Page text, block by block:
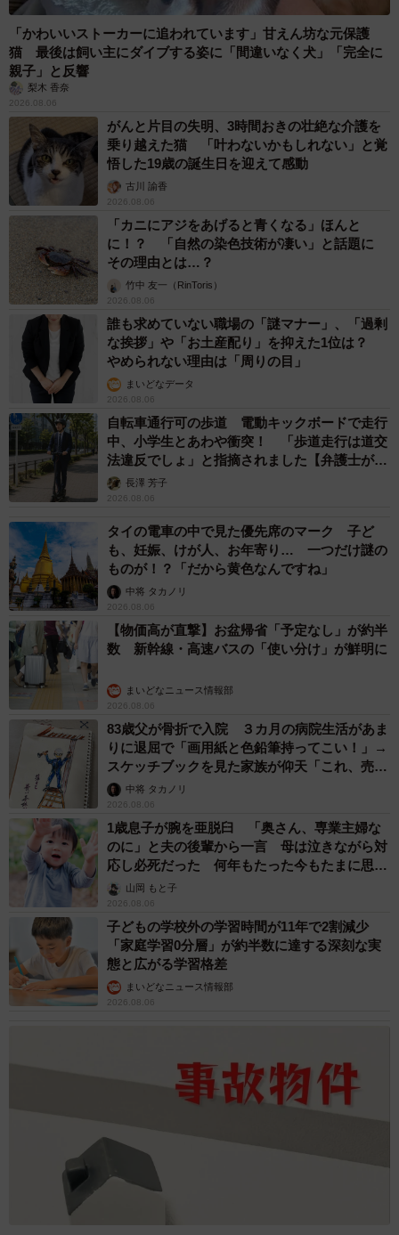
「かわいいストーカーに追われています」甘えん坊な元保護
猫 最後は飼い主にダイブする姿に「間違いなく犬」「完全に
親子」と反響
梨木 香奈
2026.08.06
がんと片目の失明、3時間おきの壮絶な介護を
乗り越えた猫 「叶わないかもしれない」と覚
悟した19歳の誕生日を迎えて感動
古川 諭香
2026.08.06
「カニにアジをあげると青くなる」ほんと
に！？ 「自然の染色技術が凄い」と話題に
その理由とは…？
竹中 友一（RinToris）
2026.08.06
誰も求めていない職場の「謎マナー」、「過剰
な挨拶」や「お土産配り」を抑えた1位は？
やめられない理由は「周りの目」
まいどなデータ
2026.08.06
自転車通行可の歩道 電動キックボードで走行
中、小学生とあわや衝突！ 「歩道走行は道交
法違反でしょ」と指摘されました【弁護士が解
説】長澤 芳子
2026.08.06
タイの電車の中で見た優先席のマーク 子ど
も、妊娠、けが人、お年寄り… 一つだけ謎の
ものが！？「だから黄色なんですね」
中将 タカノリ
2026.08.06
【物価高が直撃】お盆帰省「予定なし」が約半
数 新幹線・高速バスの「使い分け」が鮮明に
まいどなニュース情報部
2026.08.06
83歳父が骨折で入院 ３カ月の病院生活があま
りに退屈で「画用紙と色鉛筆持ってこい！」→
スケッチブックを見た家族が仰天「これ、売れ
ますよ…」
中将 タカノリ
2026.08.06
1歳息子が腕を亜脱臼 「奥さん、専業主婦な
のに」と夫の後輩から一言 母は泣きながら対
応し必死だった 何年もたった今もたまに思い
出し…山岡 もと子
2026.08.06
子どもの学校外の学習時間が11年で2割減少
「家庭学習0分層」が約半数に達する深刻な実
態と広がる学習格差
まいどなニュース情報部
2026.08.06